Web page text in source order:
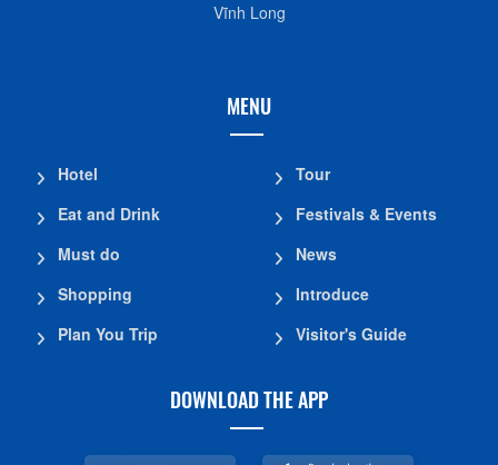
Vĩnh Long
MENU
Hotel
Eat and Drink
Must do
Shopping
Plan You Trip
Tour
Festivals & Events
News
Introduce
Visitor's Guide
DOWNLOAD THE APP